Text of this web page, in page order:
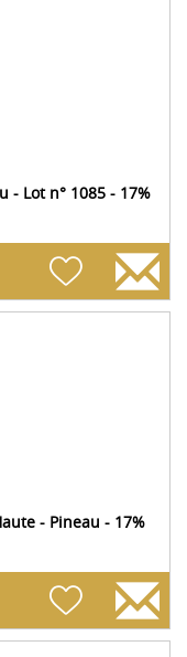
- Lot n° 1085 - 17%
- Pineau - 17%